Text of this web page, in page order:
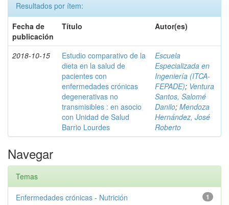
Resultados por ítem:
Fecha de
publicación
Título Autor(es)
2018-10-15
Estudio comparativo de la
dieta en la salud de
pacientes con
enfermedades crónicas
degenerativas no
transmisibles : en asocio
con Unidad de Salud
Barrio Lourdes
Escuela
Especializada en
Ingeniería (ITCA-
FEPADE); Ventura
Santos, Salomé
Danilo; Mendoza
Hernández, José
Roberto
Navegar
Temas
1
Enfermedades crónicas - Nutrición